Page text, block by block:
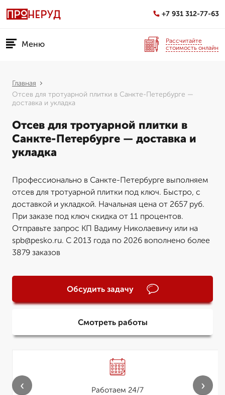
+7 931 312-77-63
Меню
Рассчитайте
стоимость онлайн
Главная
Отсев для тротуарной плитки в Санкте-Петербурге —
доставка и укладка
Отсев для тротуарной плитки в
Санкте-Петербурге — доставка и
укладка
Профессионально в Санкте-Петербурге выполняем
отсев для тротуарной плитки под ключ. Быстро, с
доставкой и укладкой. Начальная цена от 2657 руб.
При заказе под ключ скидка от 11 процентов.
Отправьте запрос КП Вадиму Николаевичу или на
spb@pesko.ru. С 2013 года по 2026 вополнено более
3879 заказов
Обсудить задачу
Смотреть работы
Работаем 24/7
‹ ›